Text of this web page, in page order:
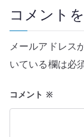
ー
シ
ョ
ン
コメント
メールアドレス
いている欄は必
コメント ※